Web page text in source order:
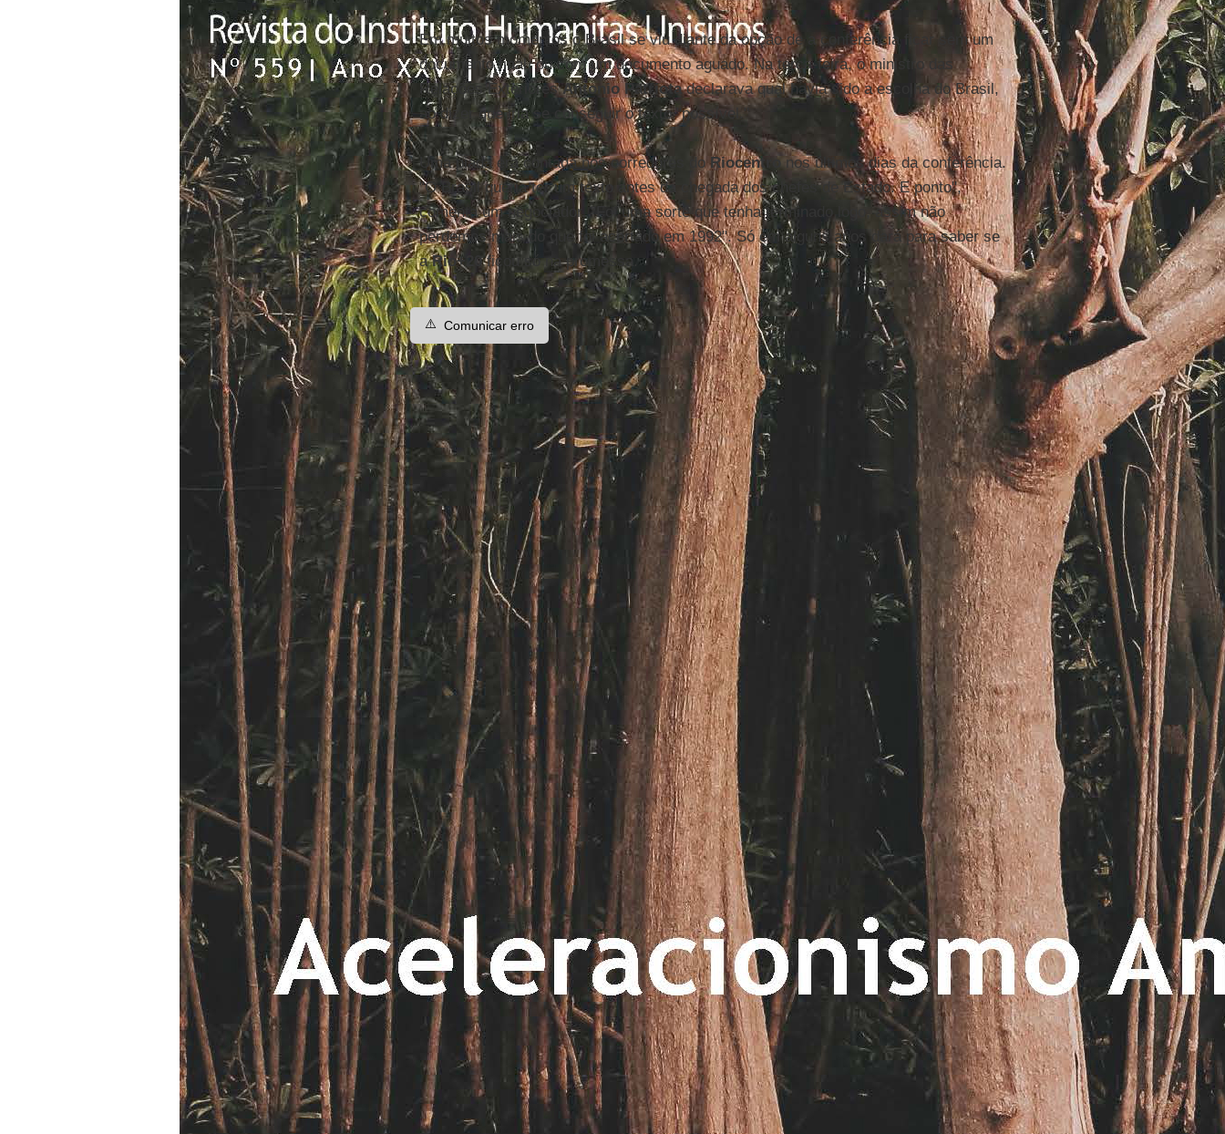
Em muitos momentos o Brasil se viu diante da opção de a conferência ficar sem um
documento final, ou com um documento aguado. Na terça-feira, o ministro das
Relações ExterioresAntonio Patriotadeclarava qual havia sido a escolha do Brasil,
ao dizer que iria se conseguir o texto "possível."
Uma piada era contada nos corredores doRiocentro nos últimos dias da conferência.
"O Brasil queria ter um texto antes da chegada dos chefes de Estado. E ponto",
comenta um negociador. "Foi uma sorte que tenha terminado logo, assim não
perdemos mais do que foi acertado em 1992". Só em alguns anos dará para saber se
aRio+20ficou só na promessa.
⚠️ Comunicar erro